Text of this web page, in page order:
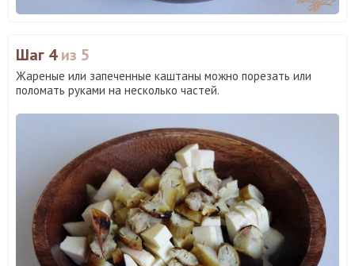
Шаг 4из 5
Жареные или запеченные каштаны можно порезать или
поломать руками на несколько частей.